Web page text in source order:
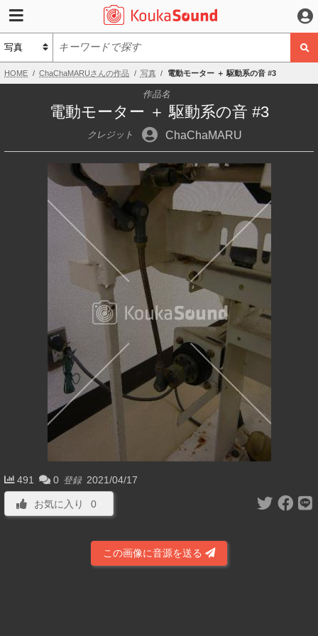
HOME ChaChaMARUさんの作品 写真 電動モーター ＋ 駆動系の音 #3
作品名
電動モーター ＋ 駆動系の音 #3
クレジット ChaChaMARU
491 0 登録 2021/04/17
お気に入り 0
この画像に音源を送る